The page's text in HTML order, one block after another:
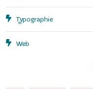
Typographie
Web